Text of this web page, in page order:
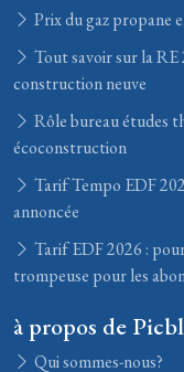
Prix du gaz propane
Tout savoir sur la RE
construction neuve
Rôle bureau études
écoconstruction
Tarif Tempo EDF
annoncée
Tarif EDF 2026 :
trompeuse pour les
à propos de
Qui sommes-nous?